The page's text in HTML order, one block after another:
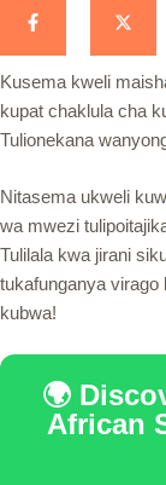
Kusema kweli
kupat chaklula cha
Tulionekana
Nitasema ukweli
wa mwezi
Tulilala kwa jirani
tukafunganya virago
kubwa!
🌍
African